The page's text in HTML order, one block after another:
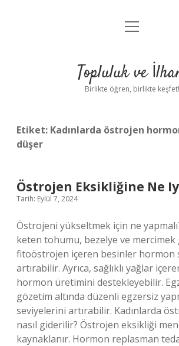
Anasayfa
Yasal Uyarı
menüyü
Topluluk ve
Birlikte öğren, birlikte keşfet!
Etiket: Kadınlarda östrojen
düşer
Östrojen Eksikliğine Ne
Tarih: Eylül 7, 2024
Östrojeni yükseltmek için ne
keten tohumu, bezelye ve mercimek
fitoöstrojen içeren besinler hormon
artırabilir. Ayrıca, sağlıklı yağlar
hormon üretimini destekleyebilir.
gözetim altında düzenli egzersiz
seviyelerini artırabilir. Kadınlarda
nasıl giderilir? Östrojen eksikliği
kaynaklanır. Hormon replasman